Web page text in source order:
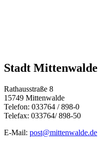
Stadt Mittenwalde
Rathausstraße 8
15749 Mittenwalde
Telefon: 033764 / 898-0
Telefax: 033764/ 898-50
E-Mail: post@mittenwalde.de